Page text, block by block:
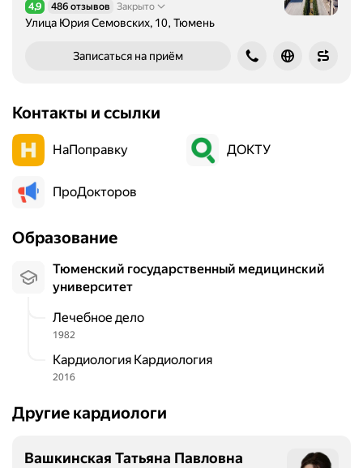
Рейтинг 4,9 из 5
4,9 486 отзывов Закрыто
Улица Юрия Семовских, 10, Тюмень
Записаться на приём
Контакты и ссылки
НаПоправку ДОКТУ
ПроДокторов
Образование
Тюменский государственный медицинский
университет
Лечебное дело
1982
Кардиология Кардиология
2016
Другие кардиологи
Вашкинская Татьяна Павловна